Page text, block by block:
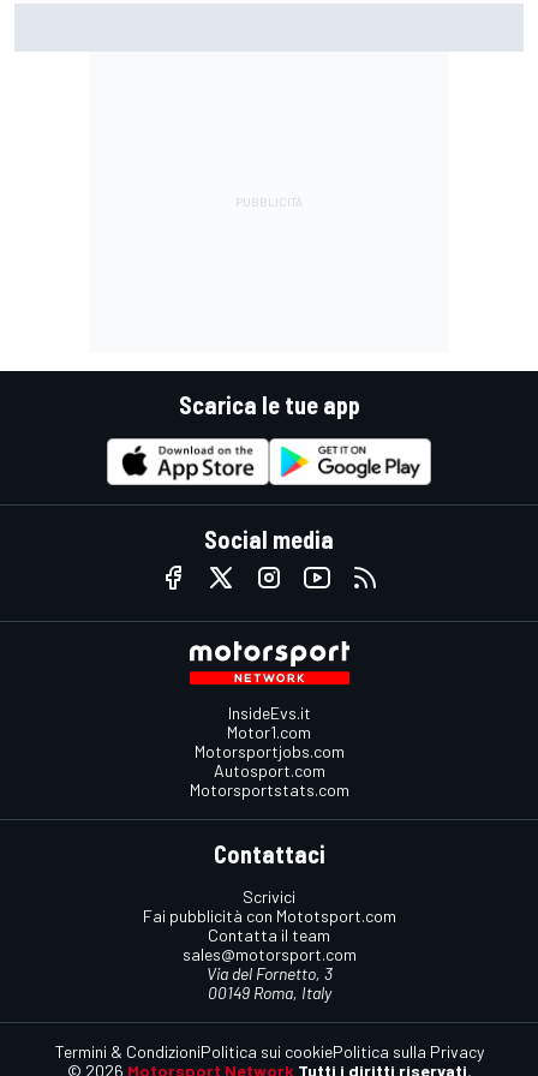
Scarica le tue app
Social media
InsideEvs.it
Motor1.com
Motorsportjobs.com
Autosport.com
Motorsportstats.com
Contattaci
Scrivici
Fai pubblicità con Mototsport.com
Contatta il team
sales@motorsport.com
Via del Fornetto, 3
00149 Roma, Italy
© 2026 Motorsport Network Tutti i diritti riservati.
Termini & CondizioniPolitica sui cookiePolitica sulla Privacy